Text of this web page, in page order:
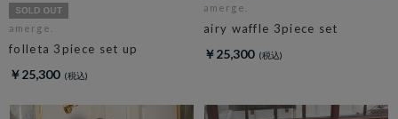
amerge.
folleta 3piece set up
￥25,300
amerge.
airy waffle 3piece set
￥25,300